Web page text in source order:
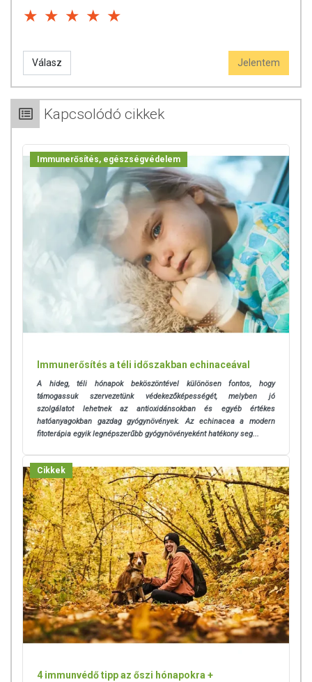
Válasz Jelentem
Kapcsolódó cikkek
Immunerősítés, egészségvédelem
Immunerősítés a téli időszakban echinaceával
A hideg, téli hónapok beköszöntével különösen fontos, hogy
támogassuk szervezetünk védekezőképességét, melyben jó
szolgálatot lehetnek az antioxidánsokban és egyéb értékes
hatóanyagokban gazdag gyógynövények. Az echinacea a modern
fitoterápia egyik legnépszerűbb gyógynövényeként hatékony seg...
Cikkek
4 immunvédő tipp az őszi hónapokra +